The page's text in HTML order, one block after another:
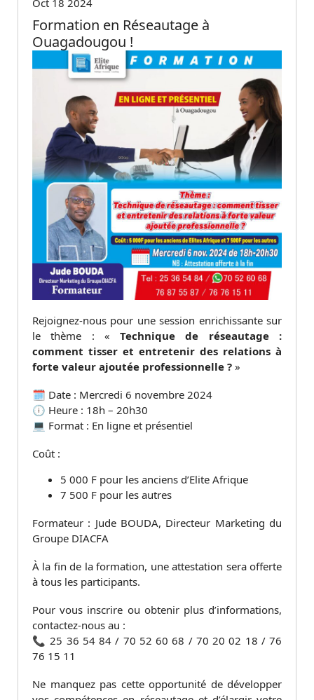
Formation en Réseautage à
Ouagadougou !
Rejoignez-nous pour une session enrichissante sur
le thème : « Technique de réseautage :
comment tisser et entretenir des relations à
forte valeur ajoutée professionnelle ? »
🗓 Date : Mercredi 6 novembre 2024
🕕 Heure : 18h – 20h30
💻 Format : En ligne et présentiel
Coût :
5 000 F pour les anciens d’Elite Afrique
7 500 F pour les autres
Formateur : Jude BOUDA, Directeur Marketing du
Groupe DIACFA
À la fin de la formation, une attestation sera offerte
à tous les participants.
Pour vous inscrire ou obtenir plus d’informations,
contactez-nous au :
📞 25 36 54 84 / 70 52 60 68 / 70 20 02 18 / 76
76 15 11
Ne manquez pas cette opportunité de développer